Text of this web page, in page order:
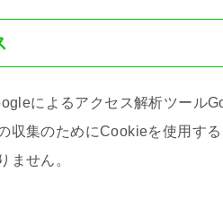
によるアクセス解析ツール
収集のためにCookieを使用す
ません。